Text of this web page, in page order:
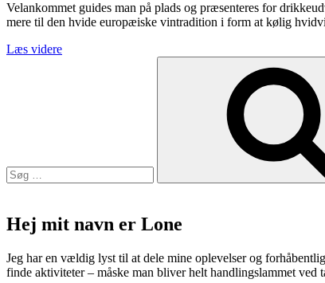
Velankommet guides man på plads og præsenteres for
mere til den hvide europæiske vintradition i form at kølig
Læs videre“Sushi
Hej mit navn er Lone
Jeg har en vældig lyst til at dele mine oplevelser og
finde aktiviteter – måske man bliver helt handlingslammet ved